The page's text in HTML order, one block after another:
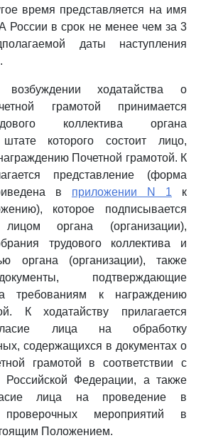
время представляется на имя
России в срок не менее чем за 3
даты наступления
ходатайства о
грамотой принимается
коллектива органа
которого состоит лицо,
Почетной грамотой. К
представление (форма
в приложении N 1 к
которое подписывается
органа (организации),
трудового коллектива и
органа (организации), также
подтверждающие
требованиям к награждению
К ходатайству прилагается
лица на обработку
содержащихся в документах о
грамотой в соответствии с
Российской Федерации, а также
лица на проведение в
мероприятий в
Положением.